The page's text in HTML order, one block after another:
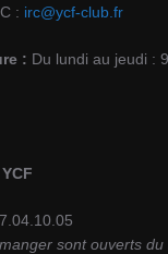
: irc@ycf-club.fr
: Du lundi au jeudi :
sont ouverts